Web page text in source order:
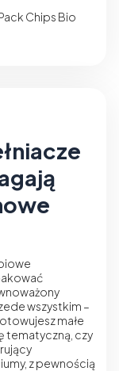
Chips Bio
wszystkim –
małe
tematyczną, czy
z pewnością